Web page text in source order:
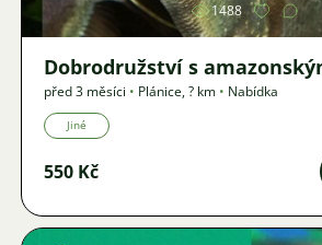
1488
Dobrodružství s
před 3 měsíci • Plánice,? km • Nabídka
Jiné
550 Kč